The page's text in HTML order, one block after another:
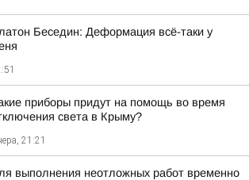
Беседин: Деформация всё-таки у
приборы придут на помощь во время
света в Крыму?
21:21
выполнения неотложных работ временно